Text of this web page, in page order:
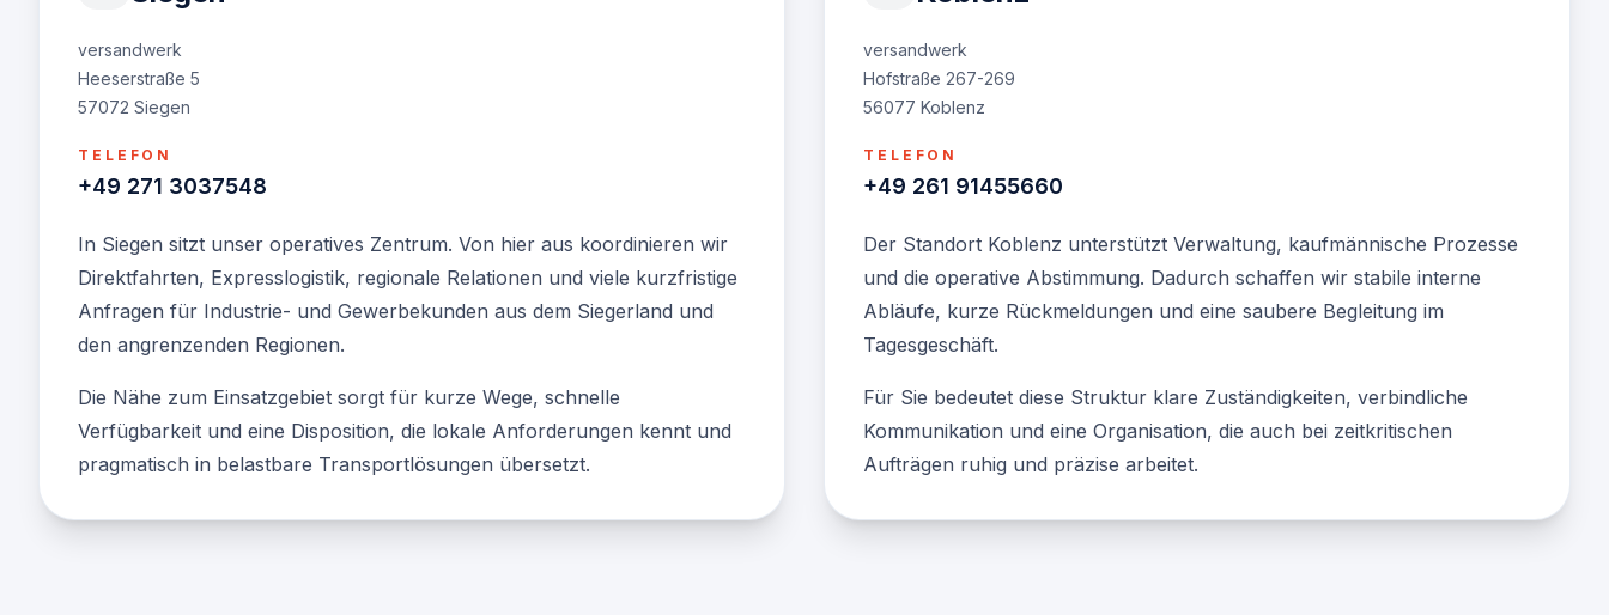
versandwerk
Heeserstraße 5
57072 Siegen
TELEFON
+49 271 3037548
In Siegen sitzt unser operatives Zentrum. Von hier aus koordinieren wir
Direktfahrten, Expresslogistik, regionale Relationen und viele kurzfristige
Anfragen für Industrie- und Gewerbekunden aus dem Siegerland und
den angrenzenden Regionen.
Die Nähe zum Einsatzgebiet sorgt für kurze Wege, schnelle
Verfügbarkeit und eine Disposition, die lokale Anforderungen kennt und
pragmatisch in belastbare Transportlösungen übersetzt.
versandwerk
Hofstraße 267-269
56077 Koblenz
TELEFON
+49 261 91455660
Der Standort Koblenz unterstützt Verwaltung, kaufmännische Prozesse
und die operative Abstimmung. Dadurch schaffen wir stabile interne
Abläufe, kurze Rückmeldungen und eine saubere Begleitung im
Tagesgeschäft.
Für Sie bedeutet diese Struktur klare Zuständigkeiten, verbindliche
Kommunikation und eine Organisation, die auch bei zeitkritischen
Aufträgen ruhig und präzise arbeitet.